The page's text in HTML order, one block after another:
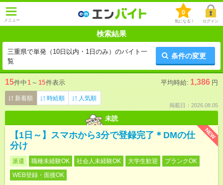
メニュー
0
気になる！ ログイン
検索結果
三重県で単発（10日以内・1日のみ）のバイト一
覧
条件の変更
15件中1 ～ 15件表示 平均時給: 1,386 円
新着順 時給順 人気順
掲載日：2026.08.05
未読
NEW
【1日～】スマホから3分で登録完了＊DMの仕
分け
派遣 職種未経験OK 社会人未経験OK 大学生歓迎
ブランクOK
WEB登録・面接OK